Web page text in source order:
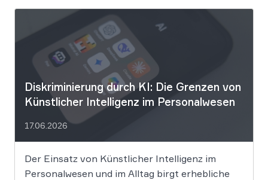
Diskriminierung durch KI: Die Grenzen von
Künstlicher Intelligenz im Personalwesen
17.06.2026
Der Einsatz von Künstlicher Intelligenz im
Personalwesen und im Alltag birgt erhebliche